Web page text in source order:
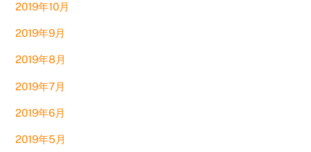
2019年10月
2019年9月
2019年8月
2019年7月
2019年6月
2019年5月